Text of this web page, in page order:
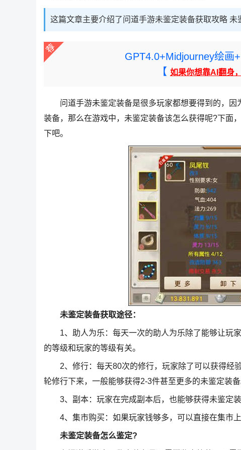
这篇文章主要介绍了问道手游未鉴定装备获取攻略 未
GPT4.0+Midjourney绘画
【 如果你想靠AI翻身
问道手游未鉴定装备是很多玩家都想要得到的，因
装备，那么在游戏中，未鉴定装备该怎么获得呢?下面
下吧。
未鉴定装备获取途径：
1、助人为乐：每天一次的助人为乐除了能够让玩
的等级和玩家的等级有关。
2、修行：每天80次的修行，玩家除了可以获得经
轮修行下来，一般能够获得2-3件甚至更多的未鉴定装备
3、副本：玩家在完成副本后，也能够获得未鉴定装
4、集市购买：如果玩家钱够多，可以直接在集市上
未鉴定装备怎么鉴定?